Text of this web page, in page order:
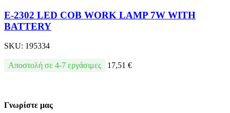
E-2302 LED COB WORK LAMP 7W WITH
BATTERY
SKU: 195334
Αποστολή σε 4-7 εργάσιμες 17,51 €
Γνωρίστε μας